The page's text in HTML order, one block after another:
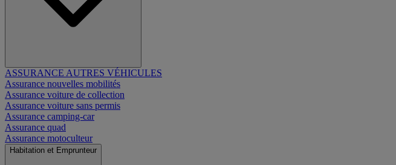
ASSURANCE AUTRES VÉHICULES
Assurance nouvelles mobilités
Assurance voiture de collection
Assurance voiture sans permis
Assurance camping-car
Assurance quad
Assurance motoculteur
Habitation et Emprunteur